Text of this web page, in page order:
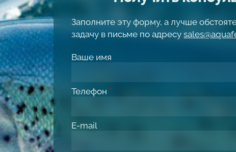
Заполните эту форму, а лучше
задачу в письме по адресу
Ваше имя
Телефон *
E-mail